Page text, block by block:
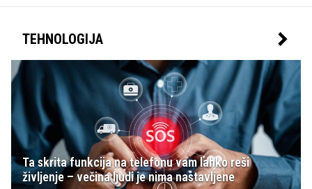
TEHNOLOGIJA
Ta skrita funkcija na telefonu vam lahko reši
življenje – večina ljudi je nima nastavljene